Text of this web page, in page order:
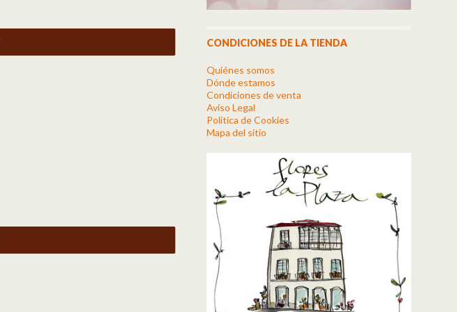
CONDICIONES DE LA TIENDA
Quiénes somos
Dónde estamos
Condiciones de venta
Aviso Legal
Política de Cookies
Mapa del sitio